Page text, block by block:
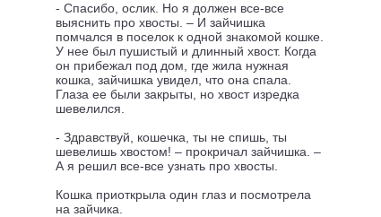
- Спасибо, ослик. Но я должен все-все
выяснить про хвосты. – И зайчишка
помчался в поселок к одной знакомой кошке.
У нее был пушистый и длинный хвост. Когда
он прибежал под дом, где жила нужная
кошка, зайчишка увидел, что она спала.
Глаза ее были закрыты, но хвост изредка
шевелился.
- Здравствуй, кошечка, ты не спишь, ты
шевелишь хвостом! – прокричал зайчишка. –
А я решил все-все узнать про хвосты.
Кошка приоткрыла один глаз и посмотрела
на зайчика.